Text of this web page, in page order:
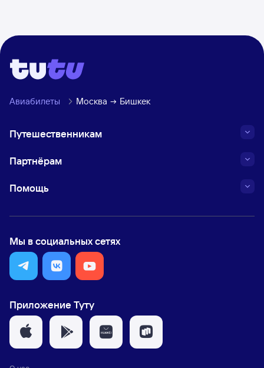
Авиабилеты Москва Бишкек
Путешественникам
Партнёрам
Помощь
Мы в социальных сетях
Приложение Туту